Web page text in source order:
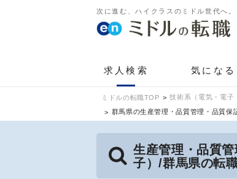
次に進む、ハイクラスのミドル世代へ。
求人検索 気になる
ミドルの転職TOP 技術系（電気・電子
群馬県の生産管理・品質管理・品質保
生産管理・品質
子）/群馬県の転